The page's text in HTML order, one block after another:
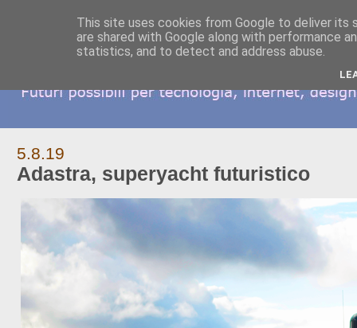
5.8.19
Adastra, superyacht futuristico
This site uses cookies from Google to deliver its
are shared with Google along with performance
statistics, and to detect and address abuse.